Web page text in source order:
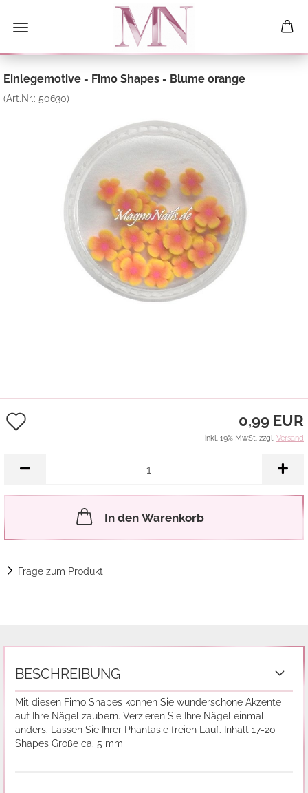
Einlegemotive - Fimo Shapes - Blume orange
(Art.Nr.: 50630)
Merkzettel
0,99 EUR
inkl. 19% MwSt. zzgl. Versand
In den Warenkorb
Frage zum Produkt
BESCHREIBUNG
Mit diesen Fimo Shapes können Sie wunderschöne Akzente
auf Ihre Nägel zaubern. Verzieren Sie Ihre Nägel einmal
anders. Lassen Sie Ihrer Phantasie freien Lauf. Inhalt 17-20
Shapes Große ca. 5 mm